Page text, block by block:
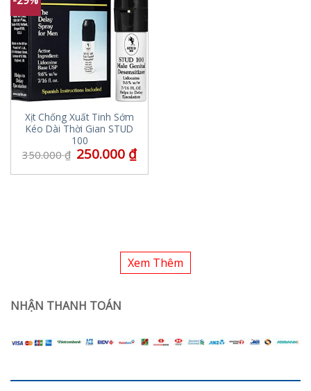
Xịt Chống Xuất Tinh Sớm
Kéo Dài Thời Gian STUD
100
350.000₫ 250.000 ₫
Xem Thêm
NHẬN THANH TOÁN